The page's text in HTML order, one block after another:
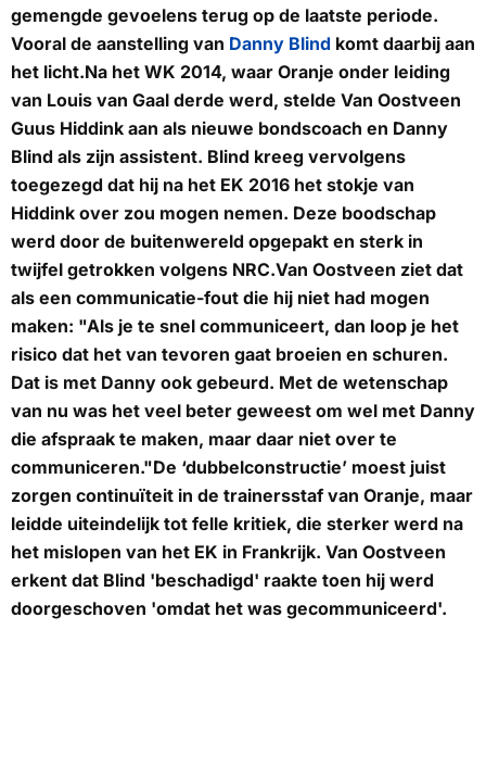
gemengde gevoelens terug op de laatste periode.
Vooral de aanstelling van Danny Blind komt daarbij aan
het licht.Na het WK 2014, waar Oranje onder leiding
van Louis van Gaal derde werd, stelde Van Oostveen
Guus Hiddink aan als nieuwe bondscoach en Danny
Blind als zijn assistent. Blind kreeg vervolgens
toegezegd dat hij na het EK 2016 het stokje van
Hiddink over zou mogen nemen. Deze boodschap
werd door de buitenwereld opgepakt en sterk in
twijfel getrokken volgens NRC.Van Oostveen ziet dat
als een communicatie-fout die hij niet had mogen
maken: "Als je te snel communiceert, dan loop je het
risico dat het van tevoren gaat broeien en schuren.
Dat is met Danny ook gebeurd. Met de wetenschap
van nu was het veel beter geweest om wel met Danny
die afspraak te maken, maar daar niet over te
communiceren."De ‘dubbelconstructie’ moest juist
zorgen continuïteit in de trainersstaf van Oranje, maar
leidde uiteindelijk tot felle kritiek, die sterker werd na
het mislopen van het EK in Frankrijk. Van Oostveen
erkent dat Blind 'beschadigd' raakte toen hij werd
doorgeschoven 'omdat het was gecommuniceerd'.